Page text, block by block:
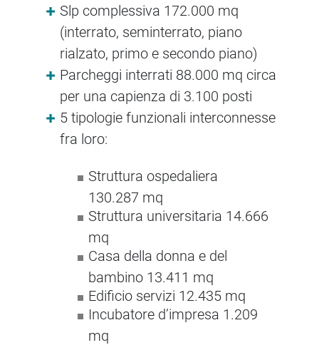
Slp complessiva 172.000 mq
(interrato, seminterrato, piano
rialzato, primo e secondo piano)
Parcheggi interrati 88.000 mq circa
per una capienza di 3.100 posti
5 tipologie funzionali interconnesse
fra loro:
Struttura ospedaliera
130.287 mq
Struttura universitaria 14.666
mq
Casa della donna e del
bambino 13.411 mq
Edificio servizi 12.435 mq
Incubatore d’impresa 1.209
mq